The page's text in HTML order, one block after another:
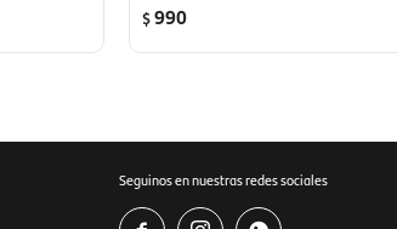
$990
Seguinos en nuestras redes sociales